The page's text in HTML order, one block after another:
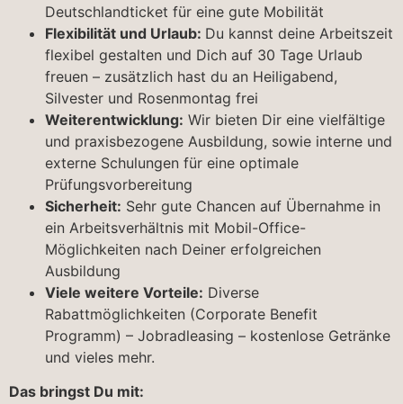
Deutschlandticket für eine gute Mobilität
Flexibilität und Urlaub: Du kannst deine Arbeitszeit
flexibel gestalten und Dich auf 30 Tage Urlaub
freuen – zusätzlich hast du an Heiligabend,
Silvester und Rosenmontag frei
Weiterentwicklung: Wir bieten Dir eine vielfältige
und praxisbezogene Ausbildung, sowie interne und
externe Schulungen für eine optimale
Prüfungsvorbereitung
Sicherheit: Sehr gute Chancen auf Übernahme in
ein Arbeitsverhältnis mit Mobil-Office-
Möglichkeiten nach Deiner erfolgreichen
Ausbildung
Viele weitere Vorteile: Diverse
Rabattmöglichkeiten (Corporate Benefit
Programm) – Jobradleasing – kostenlose Getränke
und vieles mehr.
Das bringst Du mit: